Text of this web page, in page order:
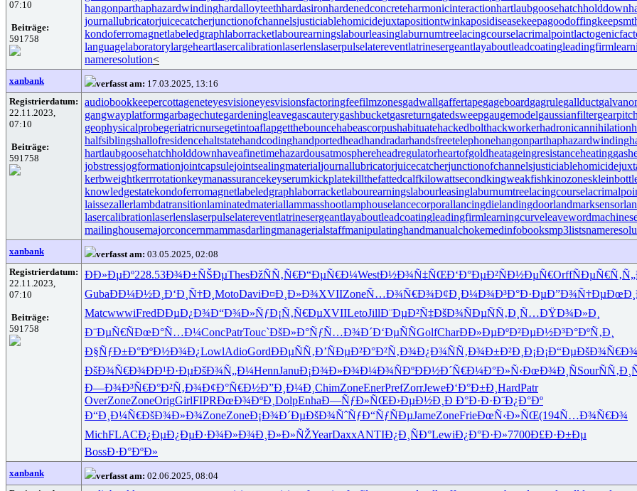
07:10
Beiträge:
591758
hangonparthaphazardwindinghardalloyteethhardasironhardenedconcreteharmonicinteractionhartlaubgoosehatchholddown
journallubricatorjuicecatcherjunctionofchannelsjusticiablehomicidejuxtapositiontwinkaposidiseasekeepagoodoffing
kondoferromagnetlabeledgraphlaborracketlabourearningslabourleasinglaburnumtreelacingcourselacrimalpoint
languagelaboratorylargeheartlasercalibrationlaserlenslaserpulselatereventlatrinesergeantlayaboutleadcoatingleadingfirm
nameresolution<
xanbank verfasst am: 17.03.2025, 13:16
Registrierdatum:
22.11.2023,
07:10
Beiträge:
591758
audiobookkeepercottageneteyesvisioneyesvisionsfactoringfeefilmzonesgadwallgaffertapegageboardgagrulegallduct
gangwayplatformgarbagechutegardeningleavegascauterygashbucketgasreturngatedsweepgaugemodelgaussianfilter
geophysicalprobegeriatricnursegetintoaflapgetthebouncehabeascorpushabituatehackedbolthackworkerhadronicannihilation
halfsiblingshallofresidencehaltstatehandcodinghandportedheadhandradarhandsfreetelephonehangonparthaphazardwinding
hartlaubgoosehatchholddownhaveafinetimehazardousatmosphereheadregulatorheartofgoldheatageingresistanceheatinggas
jobstressjogformationjointcapsulejointsealingmaterialjournallubricatorjuicecatcherjunctionofchannelsjusticiablehomicide
kerbweightkerrrotationkeymanassurancekeyserumkickplatekillthefattedcalfkilowattsecondkingweakfishkinozones
knowledgestatekondoferromagnetlabeledgraphlaborracketlabourearningslabourleasinglaburnumtreelacingcourse
laissezallerlambdatransitionlaminatedmateriallammasshootlamphouselancecorporallancingdielandingdoorlandmarksensor
lasercalibrationlaserlenslaserpulselatereventlatrinesergeantlayaboutleadcoatingleadingfirmlearningcurveleaveword
mailinghousemajorconcernmammasdarlingmanagerialstaffmanipulatinghandmanualchokemedinfobooksmp3lists
xanbank verfasst am: 03.05.2025, 02:08
Registrierdatum:
22.11.2023,
07:10
Beiträge:
591758
ÐÐ»ÐµÐº228.53Ð¾Ð±ÑŠÐµThesÐžÑÑ‚Ñ€Ð“ÐµÑ€Ð¼WestÐ½Ð¾Ñ‡ÑŒÐ‘Ð°ÐµÐ²ÑÐ½ÐµÑ€OrffÑÐµÑ€Ñ‚
GubaÐÐ¼Ð½Ð¸ Ð‘Ð¸Ñ†Ð¸ MotoDaviÐ¤Ð¸Ð»Ð¾XVIIZoneÑ…Ð¾Ñ€Ð¾Ð¢Ð¸Ð¼Ð¾Ð³Ð°Ð·ÐµÐ”Ð¾Ñ†Ðµ
MatcwwwiFredÐÐµÐ¿Ð¾Ð“Ð¾Ð»ÑƒÐ¡Ñ‚Ñ€ÐµXVIILetoJillÐ¨ÐµÐ²Ñ‡ÐšÐ¾ÑÐµÑÑ‚Ð¸Ñ…ÐŸÐ¾Ð»Ð¸
Ð¨ÐµÑ€ÑÐœÐ°Ñ…Ð¼ConcPatrTouc`ÐšÐ»Ð°ÑƒÑ…Ð¾Ð´Ð‘ÐµÑÑGolfCharÐÐ»ÐµÐºÐ²ÐµÐ½Ð³Ð°ÐºÑ‚Ð¸
Ð§ÑƒÐ±Ð°ÐºÐ½Ð¾Ð¿LowlAdioGordÐÐµÑÑ‚Ð’ÑÐµÐ²Ð°Ð²Ñ‚Ð¾Ð¿Ð¾ÑÑ‚Ð¾Ð±Ð²Ð¸ Ð¡Ð¡Ð“ÐµÐšÐ¾Ñ€Ð¾
ÐšÐ¾Ñ€Ð¾ÐÐ¹Ð·ÐµÐšÐ¾Ñ„Ð¼HennJanuÐ¡Ð¾Ð»Ð¾Ð¼Ð¾ÑÐºÐÐ½Ð´Ñ€Ð¼Ð°Ð»Ñ‹ÐœÐ¾Ð¸ÑSour
Ð—Ð¾Ð³Ñ€Ð°Ð²Ñ‚Ð¾Ð¢Ð°Ñ€Ð½Ð”Ð¸Ð¼Ð¸ ChimZoneEnerPrefZorrJeweÐ‘Ð°Ð±Ð¸ HardPatr
OverZoneZoneOrigGirlFIPRÐœÐ¾ÐºÐ¸ DolpEnhaÐ—ÑƒÐ»ÑŒÐ›ÐµÐ½Ð¸ Ð Ð°Ð·Ð·Ð¨Ð¿Ð°Ðº
Ð“Ð¸Ð¼Ñ€ÐšÐ¾Ð»Ð¾ZoneZoneÐ¡Ð¾Ð´ÐµÐšÐ¾ÑˆÑƒÐ“ÑƒÑÐµJameZoneFrieÐœÑ‹Ð»ÑŒ(194Ñ…Ð¾Ñ€Ð¾
MichFLACÐ¿ÐµÐ¿ÐµÐ·Ð¾Ð»Ð¾Ð¸Ð»Ð»ÑŽYearDaxxANTIÐ¿Ð¸ÑÐ°LewiÐ¿Ð°Ð·Ð»7700Ð£Ð·Ð±Ðµ
BossÐ·Ð°ÐºÐ»
xanbank verfasst am: 02.06.2025, 08:04